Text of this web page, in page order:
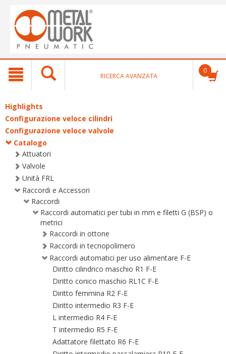
text.skipToContent
text.skipToNavigation
RICERCA AVANZATA
0
Highlights
Configurazione veloce cilindri
Configurazione veloce valvole
Catalogo
Attuatori
Valvole
Unità FRL
Raccordi e Accessori
Raccordi
Raccordi automatici per tubi in mm e filetti G (BSP) o
metrici
Raccordi in ottone
Raccordi in tecnopolimero
Raccordi automatici per uso alimentare F-E
Diritto cilindrico maschio R1 F-E
Diritto conico maschio RL1C F-E
Diritto femmina R2 F-E
Diritto intermedio R3 F-E
L intermedio R4 F-E
T intermedio R5 F-E
Adattatore filettato R6 F-E